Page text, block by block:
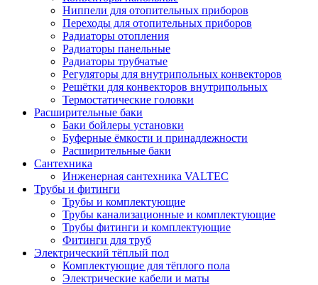
Ниппели для отопительных приборов
Переходы для отопительных приборов
Радиаторы отопления
Радиаторы панельные
Радиаторы трубчатые
Регуляторы для внутрипольных конвекторов
Решётки для конвекторов внутрипольных
Термостатические головки
Расширительные баки
Баки бойлеры установки
Буферные ёмкости и принадлежности
Расширительные баки
Сантехника
Инженерная сантехника VALTEC
Трубы и фитинги
Трубы и комплектующие
Трубы канализационные и комплектующие
Трубы фитинги и комплектующие
Фитинги для труб
Электрический тёплый пол
Комплектующие для тёплого пола
Электрические кабели и маты